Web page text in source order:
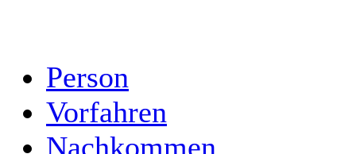
Person
Vorfahren
Nachkommen